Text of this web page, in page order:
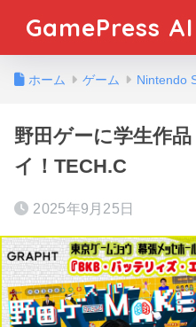
GamePress
ホーム ゲーム Nintendo
野田ゲーに学生作
イ！TECH.C
2025年9月25日